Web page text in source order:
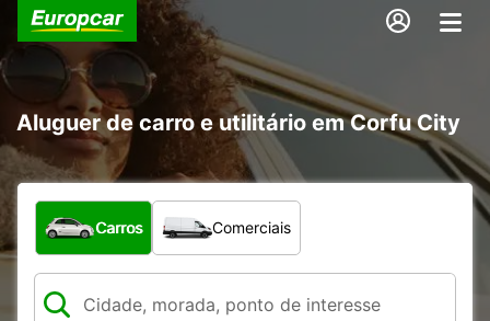
Aluguer de carro e utilitário em Corfu City
Que tipo de veículo pretende?
Carros Comerciais